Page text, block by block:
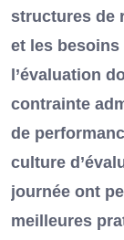
structures de
et les
l’évaluation
contrainte
de
culture
journée ont
meilleures